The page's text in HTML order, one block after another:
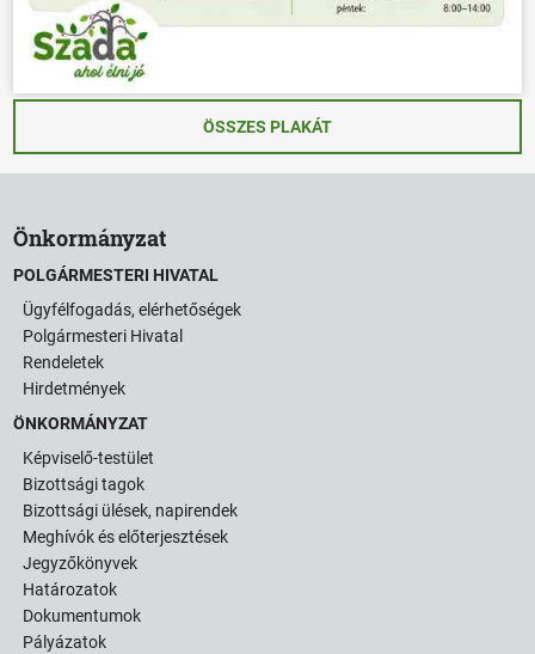
ÖSSZES PLAKÁT
Önkormányzat
POLGÁRMESTERI HIVATAL
Ügyfélfogadás, elérhetőségek
Polgármesteri Hivatal
Rendeletek
Hirdetmények
ÖNKORMÁNYZAT
Képviselő-testület
Bizottsági tagok
Bizottsági ülések, napirendek
Meghívók és előterjesztések
Jegyzőkönyvek
Határozatok
Dokumentumok
Pályázatok